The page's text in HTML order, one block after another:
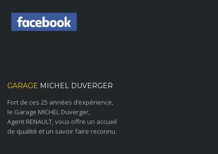
GARAGE MICHEL DUVERGER
Fort de ces 25 années d’expérience,
le Garage MICHEL Duverger,
Agent RENAULT, vous offre un accueil
de qualité et un savoir faire reconnu.